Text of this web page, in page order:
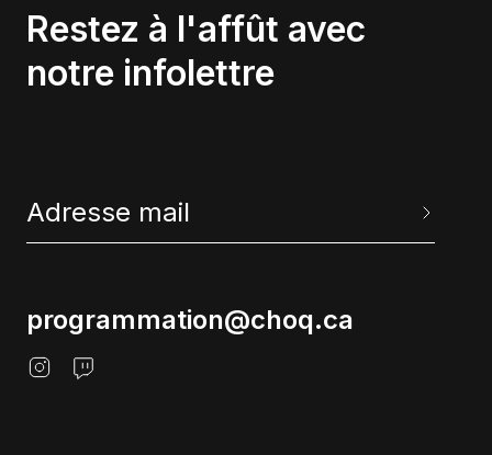
Restez à l'affût avec
notre infolettre
programmation@choq.ca